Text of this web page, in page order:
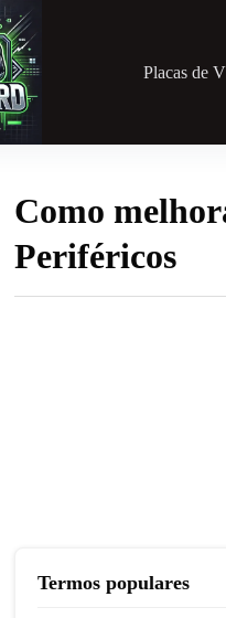
Placas de
Como
Periféricos
Termos populares